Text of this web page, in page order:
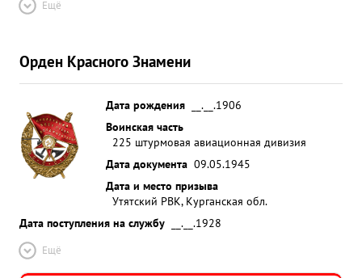
Ещё
Орден Красного Знамени
Дата рождения
__.__.1906
Воинская часть
225 штурмовая авиационная дивизия
Дата документа 09.05.1945
Дата и место призыва
Утятский РВК, Курганская обл.
Дата поступления на службу
__.__.1928
Ещё